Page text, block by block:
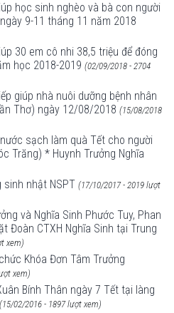
học sinh nghèo và bà con người
9-11 tháng 11 năm 2018
30 em cô nhi 38,5 triệu để đóng
học 2018-2019 (02/09/2018 - 2704
giúp nhà nuôi dưỡng bệnh nhân
Thơ) ngày 12/08/2018 (15/08/2018
sạch làm quà Tết cho người
Trăng) * Huynh Trưởng Nghĩa
sinh nhật NSPT (17/10/2017 - 2019 lượt
và Nghĩa Sinh Phước Tuy, Phan
Đoàn CTXH Nghĩa Sinh tại Trung
xem)
Khóa Đơn Tâm Trưởng
xem)
Bính Thân ngày 7 Tết tại làng
(15/02/2016 - 1897 lượt xem)